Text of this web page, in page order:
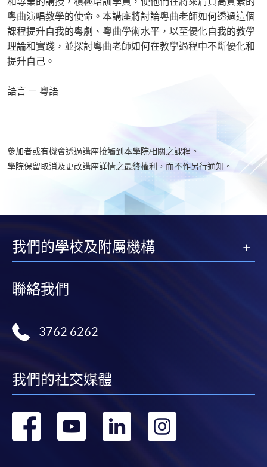
粵曲演唱教學的使命。本講座將討論粵曲老師如何透過這個
課程提升自我的粵劇、粵曲學術水平，以至優化自我的教學
理論和實踐，並探討粵曲老師如何在教學過程中不斷優化和
提升自己。
語言 － 粵語
參加者或有機會透過講座接觸到本學院相關之課程。
學院保留取消及更改講座詳情之最終權利，而不作另行通知。
我們的學校及附屬機構
聯絡我們
3762 6262
我們的社交媒體
轉
轉
轉